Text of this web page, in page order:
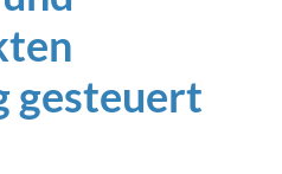
gesteuert